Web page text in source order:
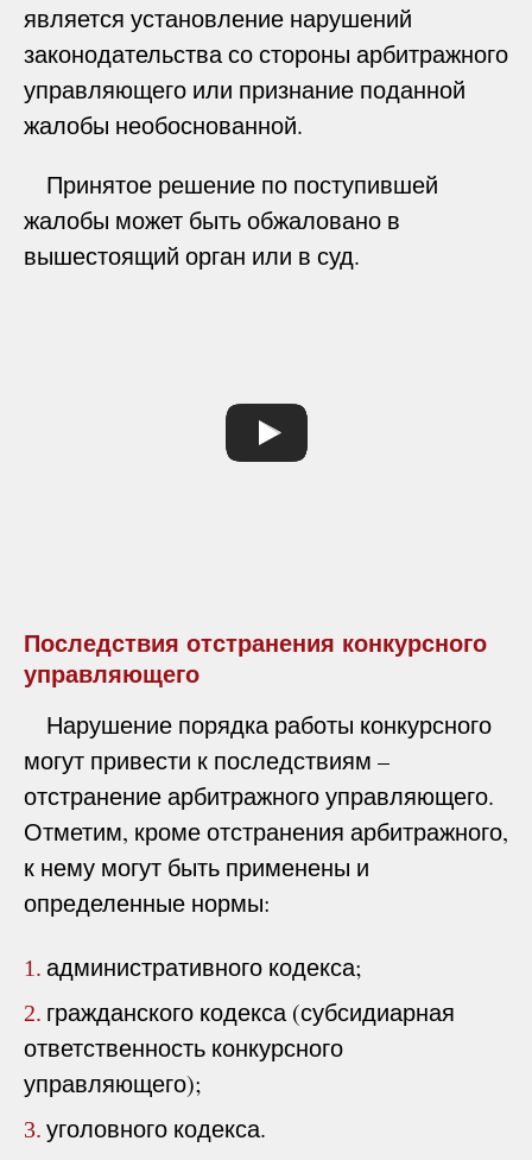
является установление нарушений
законодательства со стороны арбитражного
управляющего или признание поданной
жалобы необоснованной.
Принятое решение по поступившей
жалобы может быть обжаловано в
вышестоящий орган или в суд.
Последствия отстранения конкурсного
управляющего
Нарушение порядка работы конкурсного
могут привести к последствиям –
отстранение арбитражного управляющего.
Отметим, кроме отстранения арбитражного,
к нему могут быть применены и
определенные нормы:
1. административного кодекса;
2. гражданского кодекса (субсидиарная
ответственность конкурсного
управляющего);
3. уголовного кодекса.